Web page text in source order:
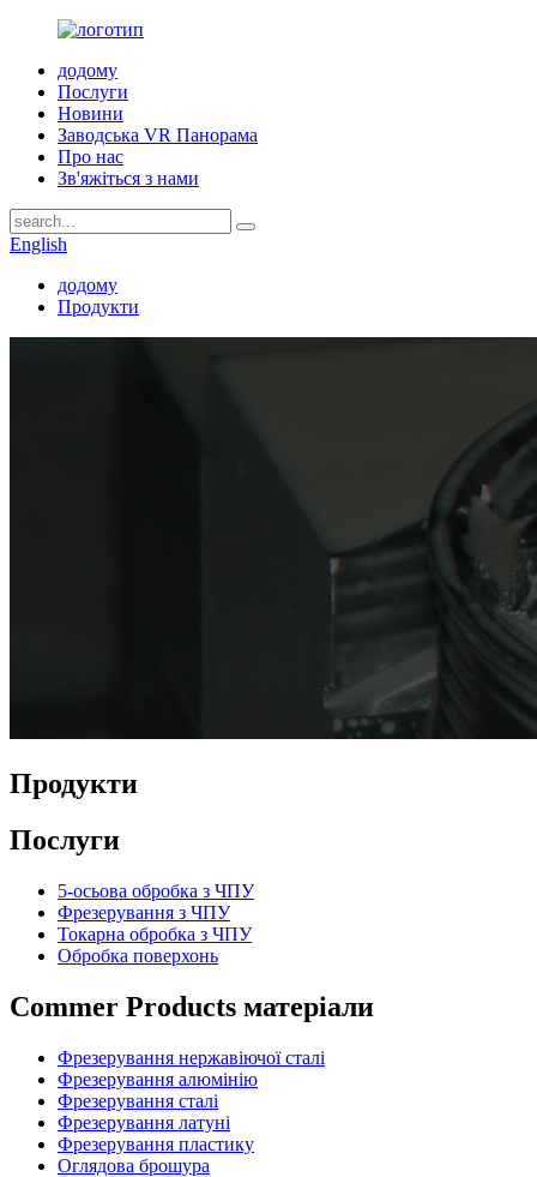
додому
Послуги
Новини
Заводська VR Панорама
Про нас
Зв'яжіться з нами
English
додому
Продукти
Продукти
Послуги
5-осьова обробка з ЧПУ
Фрезерування з ЧПУ
Токарна обробка з ЧПУ
Обробка поверхонь
Commer Products матеріали
Фрезерування нержавіючої сталі
Фрезерування алюмінію
Фрезерування сталі
Фрезерування латуні
Фрезерування пластику
Оглядова брошура